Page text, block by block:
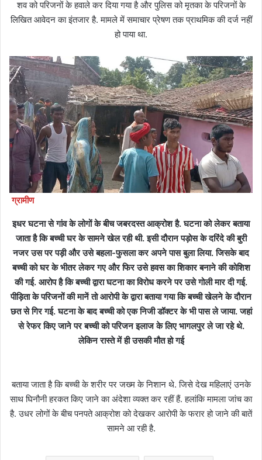
शव को परिजनों के हवाले कर दिया गया है और पुलिस को मृतका के परिजनों के
लिखित आवेदन का इंतजार है. मामले में समाचार प्रेषण तक प्राथमिक की दर्ज नहीं
हो पाया था.
ग्रामीण
इधर घटना से गांव के लोगों के बीच जबरदस्त आक्रोश है. घटना को लेकर बताया
जाता है कि बच्ची घर के सामने खेल रही थी. इसी दौरान पड़ोस के दरिंदे की बुरी
नजर उस पर पड़ी और उसे बहला-फुसला कर अपने पास बुला लिया. जिसके बाद
बच्ची को घर के भीतर लेकर गए और फिर उसे हवस का शिकार बनाने की कोशिश
की गई. आरोप है कि बच्ची द्वारा घटना का विरोध करने पर उसे गोली मार दी गई.
पीड़िता के परिजनों की मानें तो आरोपी के द्वारा बताया गया कि बच्ची खेलने के दौरान
छत से गिर गई. घटना के बाद बच्ची को एक निजी डॉक्टर के भी पास ले जाया. जहां
से रेफर किए जाने पर बच्ची को परिजन इलाज के लिए भागलपुर ले जा रहे थे.
लेकिन रास्ते में ही उसकी मौत हो गई
बताया जाता है कि बच्ची के शरीर पर जख्म के निशान थे. जिसे देख महिलाएं उनके
साथ घिनौनी हरकत किए जाने का अंदेशा व्यक्त कर रहीं हैं. हलांकि मामला जांच का
है. उधर लोगों के बीच पनपते आक्रोश को देखकर आरोपी के फरार हो जाने की बातें
सामने आ रही है.